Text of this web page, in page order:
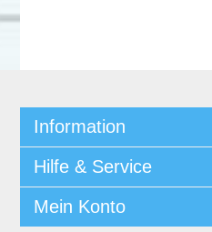
Information
Hilfe & Service
Mein Konto